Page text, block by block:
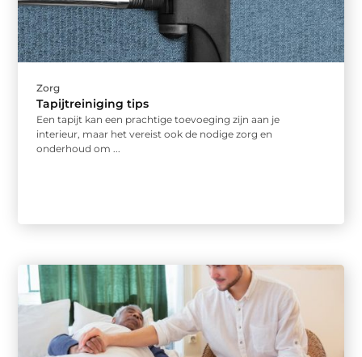
Zorg
Tapijtreiniging tips
Een tapijt kan een prachtige toevoeging zijn aan je
interieur, maar het vereist ook de nodige zorg en
onderhoud om ...